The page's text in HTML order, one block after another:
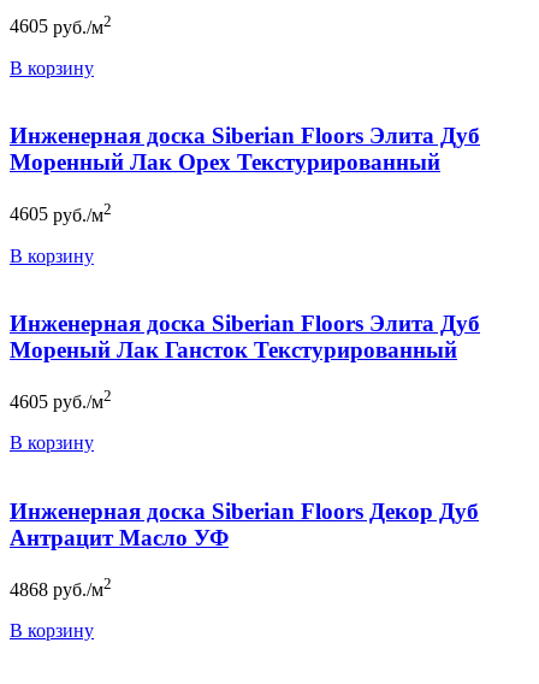
4605 руб./м2
В корзину
Инженерная доска Siberian Floors Элита Дуб
Моренный Лак Орех Текстурированный
4605 руб./м2
В корзину
Инженерная доска Siberian Floors Элита Дуб
Мореный Лак Гансток Текстурированный
4605 руб./м2
В корзину
Инженерная доска Siberian Floors Декор Дуб
Антрацит Масло УФ
4868 руб./м2
В корзину